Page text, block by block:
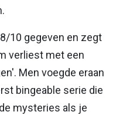
10 gegeven en zegt
verliest met een
Men voegde eraan
bingeable serie die
mysteries als je